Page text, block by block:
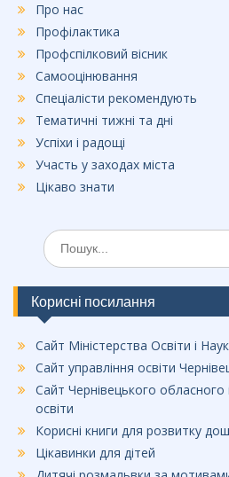
Про нас
Профілактика
Профспілковий вісник
Самооцінювання
Спеціалісти рекомендують
Тематичні тижні та дні
Успіхи і радощі
Участь у заходах міста
Цікаво знати
Шукати:
Корисні посилання
Сайт Міністерства Освіти і
Сайт управління освіти
Сайт Чернівецького обласного
освіти
Корисні книги для розвитку
Цікавинки для дітей